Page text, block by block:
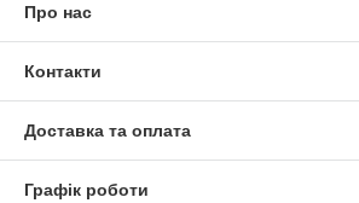
Про нас
Контакти
Доставка та оплата
Графік роботи